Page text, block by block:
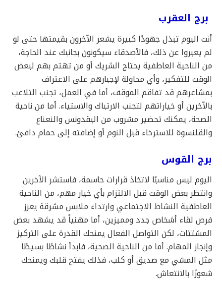
برج العقرب
أنت اليوم تبذل جهودًا كبيرة يشعر الآخرون بقيمتها حتى لو
لم يعبروا عن ذلك، فالأصدقاء سيكونون بجانبك عند الحاجة،
من الناحية العاطفية يحتاج الشريك أو من تهتم بهم لبعض
الوقت للتفكير، وأي محاولة لإجبارهم على الاعتراف
بمشاعرهم قد تفاقم الموقف، أما في العمل، تجنب التلاعب
بالآخرين أو خياراتهم لتجنب الارتباك والاستياء. أما من ناحية
الصحة، يمكنك تحضير مشروب من البقدونس والنعناع
والقلنسوة للاسترخاء قبل النوم أو إضافته إلى حمام دافئ.
برج القوس
اليوم ليس مناسبًا لاتخاذ قرارات حاسمة، فاستشر الآخرين
وانتظر بعض الوقت قبل الالتزام بأي خيار مهم، من الناحية
العاطفية النشاط الاجتماعي وارتداء ملابس مشرقة يعزز
فرص لقاء أشخاص جدد ومميزين، أما مهنياً قد يشهد بعض
المشتتات، لكن التواصل الفعال يمنحك القدرة على التركيز
وإنجاز المهام. أما من الناحية الصحية، فابدأ نشاطًا بسيطًا
مثل المشي مع صديق أو كلب، فذلك يفتح قلبك ويمنحك
شعورًا بالانتعاش.